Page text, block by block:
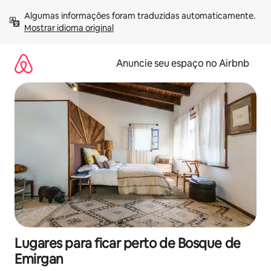
para
Mostrar idioma original
Anuncie seu espaço no Airbnb
Lugares para ficar perto de Bosque de
Emirgan